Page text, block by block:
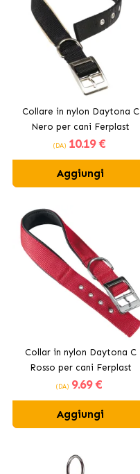
Collare in nylon Daytona C
Nero per cani Ferplast
(DA) 10.19 €
Aggiungi
Collar in nylon Daytona C
Rosso per cani Ferplast
(DA) 9.69 €
Aggiungi